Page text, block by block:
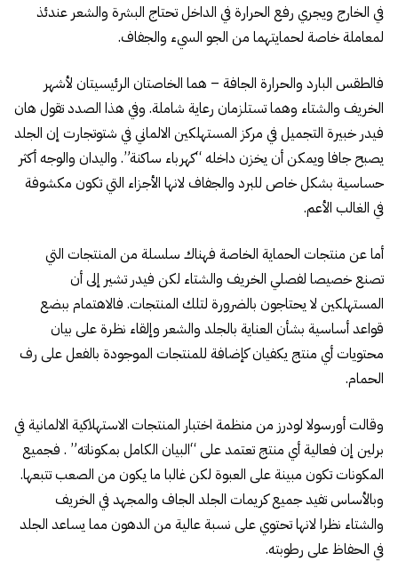
في الخارج ويجري رفع الحرارة في الداخل تحتاج البشرة والشعر عندئذ
لمعاملة خاصة لحمايتهما من الجو السيء والجفاف.
فالطقس البارد والحرارة الجافة – هما الخاصتان الرئيسيتان لأشهر
الخريف والشتاء وهما تستلزمان رعاية شاملة. وفي هذا الصدد تقول هان
فيدر خبيرة التجميل في مركز المستهلكين الالماني في شتوتجارت إن الجلد
يصبح جافا ويمكن أن يخزن داخله “كهرباء ساكنة”. واليدان والوجه أكثر
حساسية بشكل خاص للبرد والجفاف لانها الأجزاء التي تكون مكشوفة
في الغالب الأعم.
أما عن منتجات الحماية الخاصة فهناك سلسلة من المنتجات التي
تصنع خصيصا لفصلي الخريف والشتاء لكن فيدر تشير إلى أن
المستهلكين لا يحتاجون بالضرورة لتلك المنتجات. فالاهتمام ببضع
قواعد أساسية بشأن العناية بالجلد والشعر وإلقاء نظرة على بيان
محتويات أي منتج يكفيان كإضافة للمنتجات الموجودة بالفعل على رف
الحمام.
وقالت أورسولا لودرز من منظمة اختبار المنتجات الاستهلاكية الالمانية في
برلين إن فعالية أي منتج تعتمد على “البيان الكامل بمكوناته” . فجميع
المكونات تكون مبينة على العبوة لكن غالبا ما يكون من الصعب تتبعها.
وبالأساس تفيد جميع كريمات الجلد الجاف والمجهد في الخريف
والشتاء نظرا لانها تحتوي على نسبة عالية من الدهون مما يساعد الجلد
في الحفاظ على رطوبته.